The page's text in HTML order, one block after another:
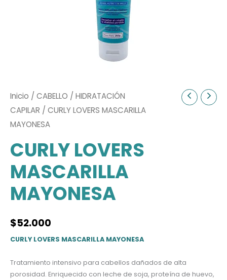
Inicio / CABELLO / HIDRATACIÓN
CAPILAR / CURLY LOVERS MASCARILLA
MAYONESA
CURLY LOVERS
MASCARILLA
MAYONESA
$52.000
CURLY LOVERS MASCARILLA MAYONESA
Tratamiento intensivo para cabellos dañados de alta
porosidad. Enriquecido con leche de soja, proteína de huevo,